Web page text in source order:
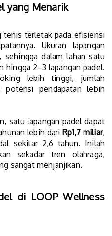
yang Menarik
tenis terletak pada efisiensi
Ukuran lapangan
sehingga dalam lahan satu
hingga 2–3 lapangan padel.
lebih tinggi, jumlah
pendapatan lebih
satu lapangan padel dapat
lebih dariRp1,7 miliar,
sekitar 2,6 tahun. Inilah
sekadar tren olahraga,
sangat menjanjikan.
di LOOP Wellness